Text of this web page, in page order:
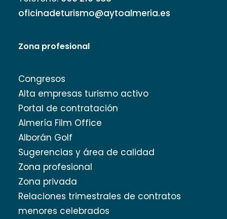
oficinadeturismo@aytoalmeria.es
Zona profesional
Congresos
Alta empresas turismo activo
Portal de contratación
Almería Film Office
Alborán Golf
Sugerencias y área de calidad
Zona profesional
Zona privada
Relaciones trimestrales de contratos
menores celebrados